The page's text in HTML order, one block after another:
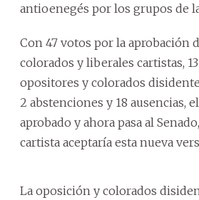
antioenegés por los grupos de
Con 47 votos por la aprobación
colorados y liberales cartistas,
opositores y colorados
2 abstenciones y 18 ausencias,
aprobado y ahora pasa al
cartista aceptaría esta nueva
La oposición y colorados